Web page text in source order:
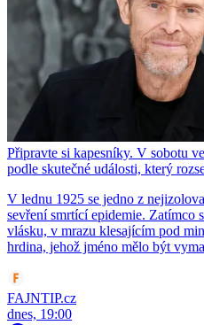
Připravte si kapesníky. V sobotu
podle skutečné události, který
V lednu 1925 se jedno z
sevření smrtící epidemie. Zatímco
vlásku, v mrazu klesajícím pod
hrdina, jehož jméno mělo být
FAJNTIP.cz
dnes, 19:00